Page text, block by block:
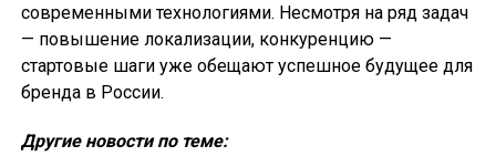
современными технологиями. Несмотря на ряд задач
— повышение локализации, конкуренцию —
стартовые шаги уже обещают успешное будущее для
бренда в России.
Другие новости по теме: